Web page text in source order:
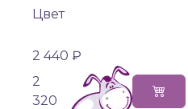
Цвет
2 440 ₽
2
320